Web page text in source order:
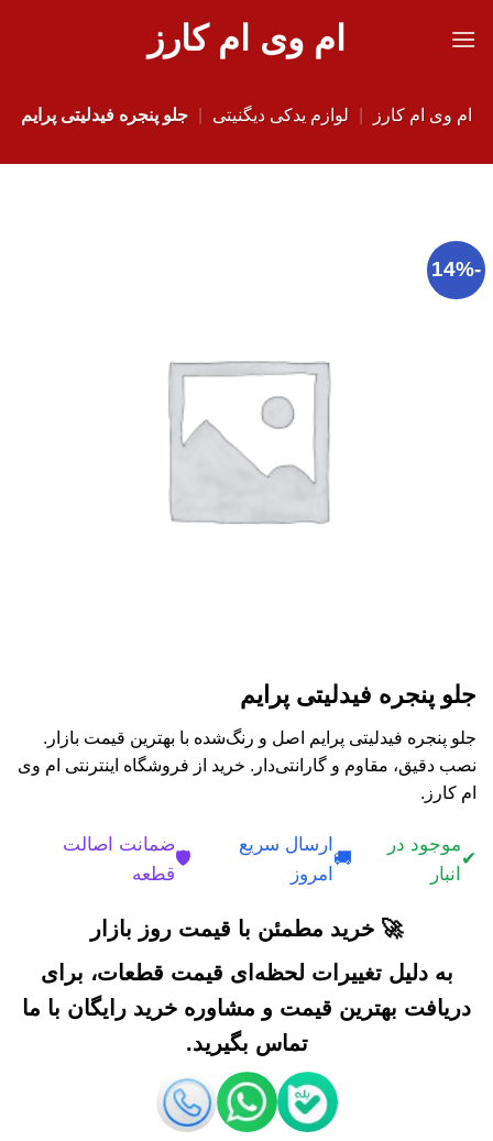
ام وی ام کارز
ام وی ام کارز لوازم یدکی دیگنیتی جلو پنجره فیدلیتی پرایم
-14%
جلو پنجره فیدلیتی پرایم
جلو پنجره فیدلیتی پرایم اصل و رنگ‌شده با بهترین قیمت بازار.
نصب دقیق، مقاوم و گارانتی‌دار. خرید از فروشگاه اینترنتی ام وی
ام کارز.
✔
موجود در
انبار
🚚
ارسال سریع
امروز
🛡️
ضمانت اصالت
قطعه
🚀 خرید مطمئن با قیمت روز بازار
به دلیل تغییرات لحظه‌ای قیمت قطعات، برای
دریافت بهترین قیمت و مشاوره خرید رایگان با ما
تماس بگیرید.